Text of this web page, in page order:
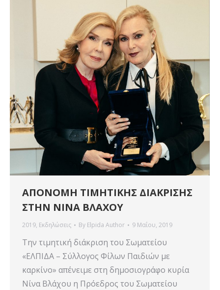
ΑΠΟΝΟΜΗ ΤΙΜΗΤΙΚΗΣ ΔΙΑΚΡΙΣΗΣ
ΣΤΗΝ ΝΙΝΑ ΒΛΑΧΟΥ
2019, Εκδηλώσεις By Elpida Author 9 Μαΐου, 2019
Την τιμητική διάκριση του Σωματείου
«ΕΛΠΙΔΑ – Σύλλογος Φίλων Παιδιών με
καρκίνο» απένειμε στη δημοσιογράφο κυρία
Νίνα Βλάχου η Πρόεδρος του Σωματείου